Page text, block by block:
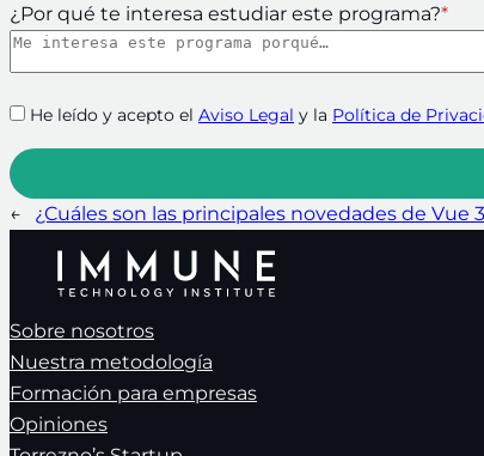
¿Por qué te interesa estudiar este programa?*
He leído y acepto el Aviso Legal y la Política de
← ¿Cuáles son las principales novedades de Vue
Sobre nosotros
Nuestra metodología
Formación para empresas
Opiniones